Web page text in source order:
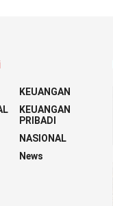
KEUANGAN
KEUANGAN
PRIBADI
NASIONAL
News